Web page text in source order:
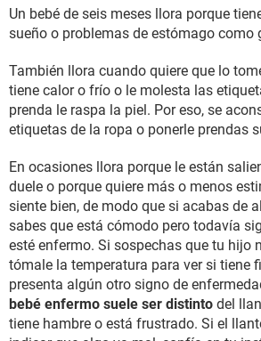
Un bebé de seis meses llora porque
sueño o problemas de estómago como
También llora cuando quiere que lo
tiene calor o frío o le molesta las
prenda le raspa la piel. Por eso, se
etiquetas de la ropa o ponerle prendas
En ocasiones llora porque le están
duele o porque quiere más o menos
siente bien, de modo que si acabas de
sabes que está cómodo pero todavía
esté enfermo. Si sospechas que tu hijo
tómale la temperatura para ver si tiene
presenta algún otro signo de
bebé enfermo suele ser distinto del
tiene hambre o está frustrado. Si el